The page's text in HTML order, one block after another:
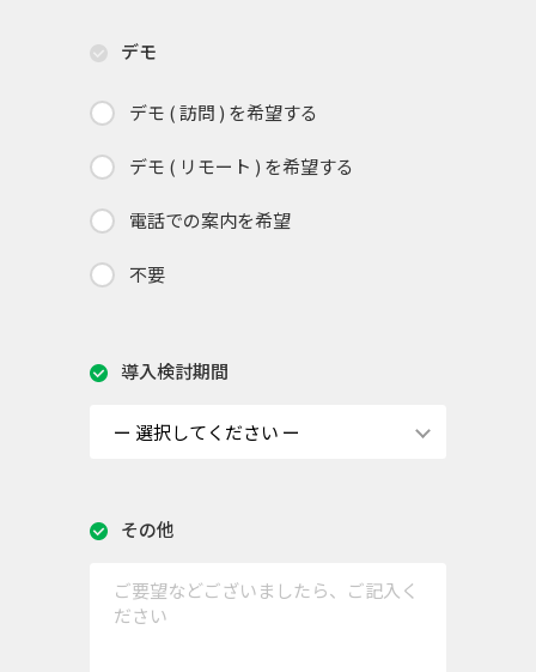
デモ
デモ ( 訪問 ) を希望する
デモ ( リモート ) を希望する
電話での案内を希望
不要
導入検討期間
その他